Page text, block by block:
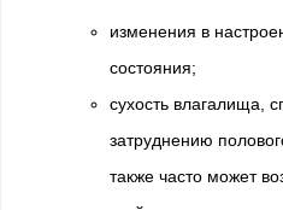
изменения в
состояния;
сухость влагалища,
затруднению
также часто может